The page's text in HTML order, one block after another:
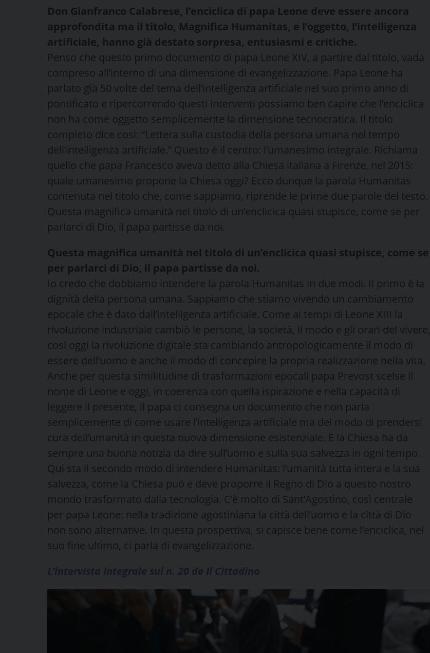
Don Gianfranco Calabrese, l’enciclica di papa Leone deve essere ancora
approfondita ma il titolo, Magnifica Humanitas, e l’oggetto, l’intelligenza
artificiale, hanno già destato sorpresa, entusiasmi e critiche.
Penso che questo primo documento di papa Leone XIV, a partire dal titolo, vada
compreso all’interno di una dimensione di evangelizzazione. Papa Leone ha
parlato già 50 volte del tema dell’intelligenza artificiale nel suo primo anno di
pontificato e ripercorrendo questi interventi possiamo ben capire che l’enciclica
non ha come oggetto semplicemente la dimensione tecnocratica. Il titolo
completo dice così: “Lettera sulla custodia della persona umana nel tempo
dell’intelligenza artificiale.” Questo è il centro: l’umanesimo integrale. Richiama
quello che papa Francesco aveva detto alla Chiesa italiana a Firenze, nel 2015:
quale umanesimo propone la Chiesa oggi? Ecco dunque la parola Humanitas
contenuta nel titolo che, come sappiamo, riprende le prime due parole del testo.
Questa magnifica umanità nel titolo di un’enclicica quasi stupisce, come se per
parlarci di Dio, il papa partisse da noi.
Questa magnifica umanità nel titolo di un’enclicica quasi stupisce, come se
per parlarci di Dio, il papa partisse da noi.
Io credo che dobbiamo intendere la parola Humanitas in due modi. Il primo è la
dignità della persona umana. Sappiamo che stiamo vivendo un cambiamento
epocale che è dato dall’intelligenza artificiale. Come ai tempi di Leone XIII la
rivoluzione industriale cambiò le persone, la società, il modo e gli orari del vivere,
così oggi la rivoluzione digitale sta cambiando antropologicamente il modo di
essere dell’uomo e anche il modo di concepire la propria realizzazione nella vita.
Anche per questa similitudine di trasformazioni epocali papa Prevost scelse il
nome di Leone e oggi, in coerenza con quella ispirazione e nella capacità di
leggere il presente, il papa ci consegna un documento che non parla
semplicemente di come usare l’intelligenza artificiale ma del modo di prendersi
cura dell’umanità in questa nuova dimensione esistenziale. E la Chiesa ha da
sempre una buona notizia da dire sull’uomo e sulla sua salvezza in ogni tempo.
Qui sta il secondo modo di intendere Humanitas: l’umanità tutta intera e la sua
salvezza, come la Chiesa può e deve proporre il Regno di Dio a questo nostro
mondo trasformato dalla tecnologia. C’è molto di Sant’Agostino, così centrale
per papa Leone: nella tradizione agostiniana la città dell’uomo e la città di Dio
non sono alternative. In questa prospettiva, si capisce bene come l’enciclica, nel
suo fine ultimo, ci parla di evangelizzazione.